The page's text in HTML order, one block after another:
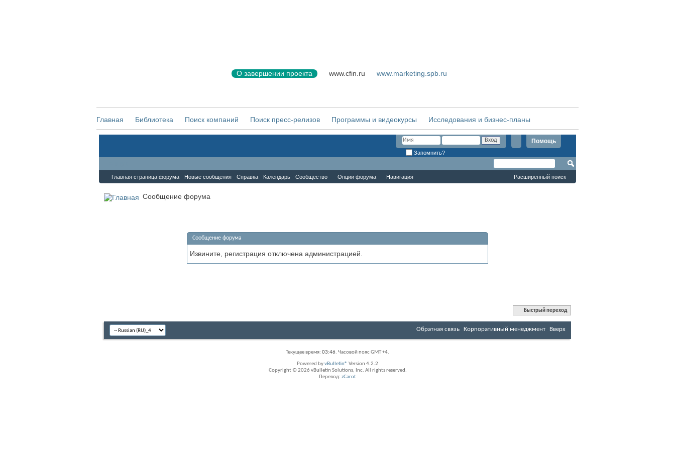
О завершении проекта www.cfin.ru www.marketing.spb.ru
Главная Библиотека Поиск компаний Поиск пресс-релизов Программы и видеокурсы Исследования и бизнес-планы
Помощь
Запомнить?
Главная страница форума Новые сообщения Справка Календарь Сообщество Опции форума Навигация Расширенный поиск
Сообщение форума
Сообщение форума
Извините, регистрация отключена администрацией.
Быстрый переход
Обратная связь Корпоративный менеджмент Вверх
Текущее время: 03:46. Часовой пояс GMT +4.
Powered byvBulletin® Version 4.2.2
Copyright © 2026 vBulletin Solutions, Inc. All rights reserved.
Перевод: zCarot